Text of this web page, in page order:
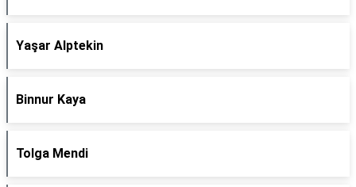
Yaşar Alptekin
Binnur Kaya
Tolga Mendi